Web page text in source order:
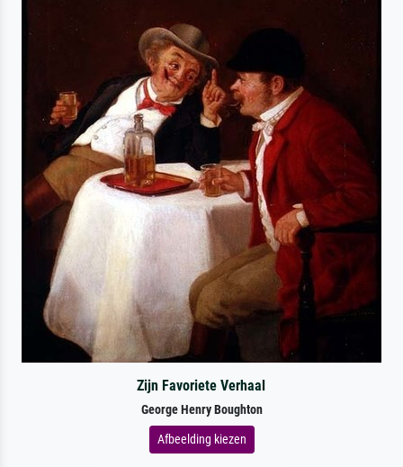
Zijn Favoriete Verhaal
George Henry Boughton
Afbeelding kiezen